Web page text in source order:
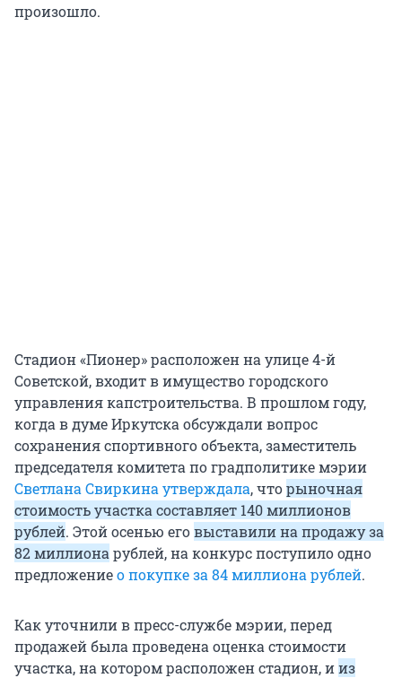
произошло.
Стадион «Пионер» расположен на улице 4-й
Советской, входит в имущество городского
управления капстроительства. В прошлом году,
когда в думе Иркутска обсуждали вопрос
сохранения спортивного объекта, заместитель
председателя комитета по градполитике мэрии
Светлана Свиркина утверждала, чторыночная
стоимость участка составляет 140 миллионов
рублей. Этой осенью еговыставили на продажу за
82 миллиона рублей, на конкурс поступило одно
предложениео покупке за 84 миллиона рублей.
Как уточнили в пресс-службе мэрии, перед
продажей была проведена оценка стоимости
участка, на котором расположен стадион, ииз